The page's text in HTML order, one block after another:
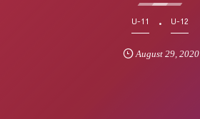
U-11 U-12
August 29,2020